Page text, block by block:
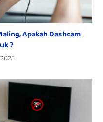
Apakah Dashcam
?